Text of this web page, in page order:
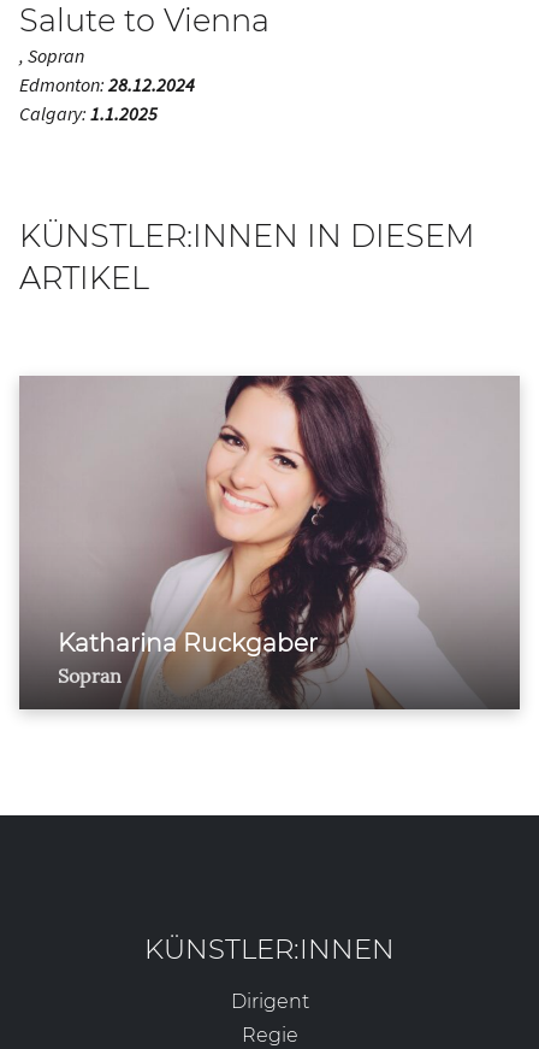
Salute to Vienna
, Sopran
Edmonton:28.12.2024
Calgary: 1.1.2025
KÜNSTLER:INNEN IN DIESEM
ARTIKEL
Katharina Ruckgaber
Sopran
KÜNSTLER:INNEN
Dirigent
Regie